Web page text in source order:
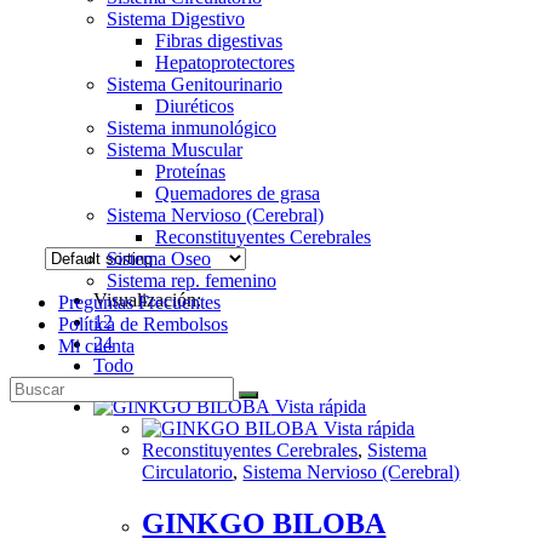
Sistema Digestivo
Fibras digestivas
Hepatoprotectores
Sistema Genitourinario
Diuréticos
Sistema inmunológico
Sistema Muscular
Proteínas
Quemadores de grasa
Sistema Nervioso (Cerebral)
Reconstituyentes Cerebrales
Sistema Oseo
Sistema rep. femenino
Preguntas Frecuentes
Política de Rembolsos
Mi cuenta
Visualización:
12
24
Todo
Vista rápida
Vista rápida
Reconstituyentes Cerebrales, Sistema
Circulatorio, Sistema Nervioso (Cerebral)
GINKGO BILOBA